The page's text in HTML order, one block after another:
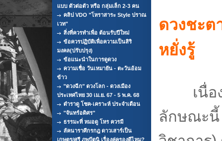
แบบ ตัวต่อตัว หรือ กลุ่มเล็ก 2-3 คน
คลิป VDO "โหราสาระ Style ปราณ
เวท"
สิ่งที่ควรทำเพื่อ ต้อนรับปีใหม่
ข้อควรปฏิบัติเพื่อความเป็นสิริ
มงคล(ปรับปรุง)
ข้อแนะนำในการดูดวง
ความเชื่อ วันเหมายัน - ตะวันอ้อม
ข้าว
"ดวงฉีก" ดวงโลก - ดวงเมือง
ประเทศไทย 30 เม.ย. 67 - 5 พ.ค. 68
ตำราดู โชค-เคราะห์ ประจำเดือน
"จันทร์อดิศร"
ธรรมะที่ หมอดู โหร ควรมี
ลัคนาราศีกรกฎ ดาวเสาร์เป็น
เกษตร/ศรี ภพปัตนิ เรื่องคู่ครองดีไหม?
ดวงชะ
หยั่งรู้ เ
เนื่
ลักษณะนี้